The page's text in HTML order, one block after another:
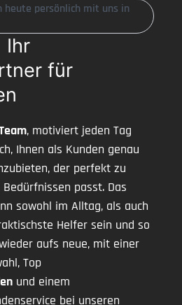
heute persönlich mit uns in
Ihr
für
, motiviert jeden Tag
Ihnen als Kunden genau
der perfekt zu
passt. Das
sowohl im Alltag, als auch
Helfer sein und so
aufs neue, mit einer
Top
und einem
bei unseren